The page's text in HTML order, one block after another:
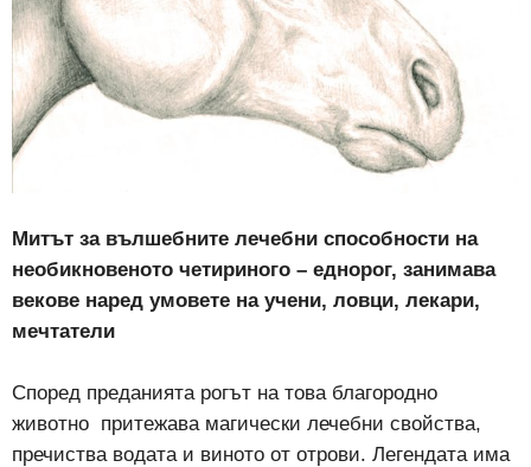
Митът за вълшебните лечебни способности на
необикновеното четириного – еднорог, занимава
векове наред умовете на учени, ловци, лекари,
мечтатели
Според преданията рогът на това благородно
животно притежава магически лечебни свойства,
пречиства водата и виното от отрови. Легендата има